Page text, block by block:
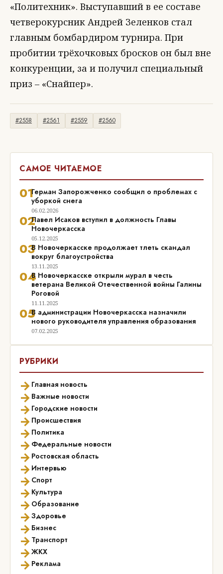
«Политехник». Выступавший в ее составе
четверокурсник Андрей Зеленков стал
главным бомбардиром турнира. При
пробитии трёхочковых бросков он был вне
конкуренции, за и получил специальный
приз – «Снайпер».
#2558 #2561 #2559 #2560
САМОЕ ЧИТАЕМОЕ
01Герман Запорожченко сообщил о проблемах с
уборкой снега
06.02.2026
02Павел Исаков вступил в должность Главы
Новочеркасска
05.12.2025
03В Новочеркасске продолжает тлеть скандал
вокруг благоустройства
13.11.2025
04В Новочеркасске открыли мурал в честь
ветерана Великой Отечественной войны Галины
Роговой
11.11.2025
05В администрации Новочеркасска назначили
нового руководителя управления образования
07.02.2025
РУБРИКИ
→ Главная новость
→ Важные новости
→ Городские новости
→ Происшествия
→ Политика
→ Федеральные новости
→ Ростовская область
→ Интервью
→ Спорт
→ Культура
→ Образование
→Здоровье
→ Бизнес
→ Транспорт
→ЖКХ
→ Реклама